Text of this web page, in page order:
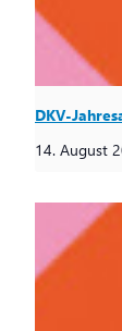
DKV-
14. August